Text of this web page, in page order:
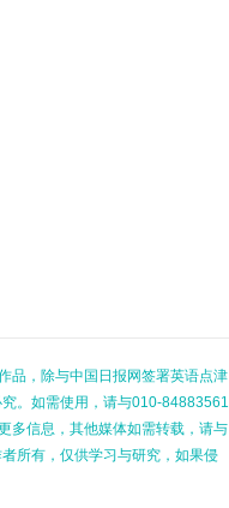
品，除与中国日报网签署英语点津
。如需使用，请与010-84883561
多信息，其他媒体如需转载，请与
所有，仅供学习与研究，如果侵